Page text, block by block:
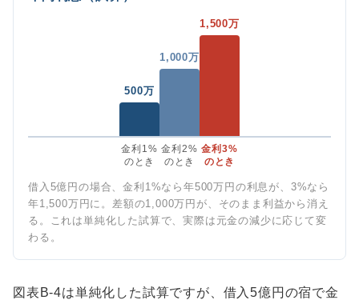
500万
1,000万
1,500万
金利1%
のとき
金利2%
のとき
金利3%
のとき
借入5億円の場合、金利1%なら年500万円の利息が、3%なら
年1,500万円に。差額の1,000万円が、そのまま利益から消え
る。これは単純化した試算で、実際は元金の減少に応じて変
わる。
図表B-4は単純化した試算ですが、借入5億円の宿で金